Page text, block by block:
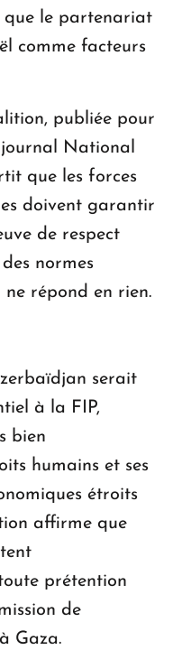
que le partenariat
comme facteurs
publiée pour
National
que les forces
doivent garantir
de respect
normes
répond en rien.
serait
à la FIP,
bien
humains et ses
étroits
affirme que
prétention
de
Gaza.